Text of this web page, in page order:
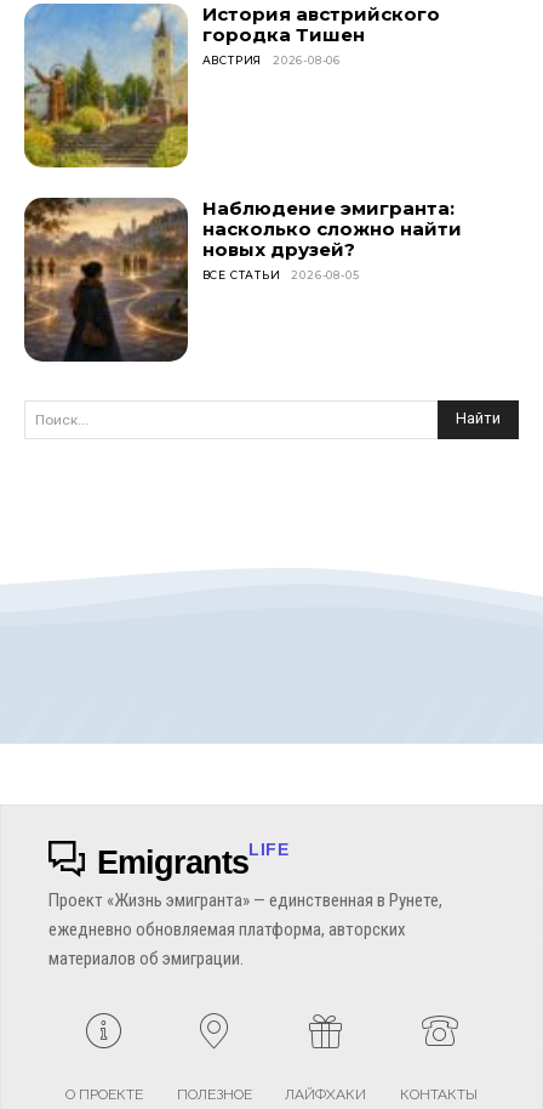
История австрийского
городка Тишен
АВСТРИЯ 2026-08-06
Наблюдение эмигранта:
насколько сложно найти
новых друзей?
ВСЕ СТАТЬИ 2026-08-05
Поиск... Найти
EmigrantsLIFE
Проект «Жизнь эмигранта» — единственная в Рунете,
ежедневно обновляемая платформа, авторских
материалов об эмиграции.
О ПРОЕКТЕ ПОЛЕЗНОЕ ЛАЙФХАКИ КОНТАКТЫ